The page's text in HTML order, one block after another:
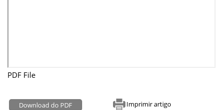
PDF File
Download do PDF Imprimir artigo